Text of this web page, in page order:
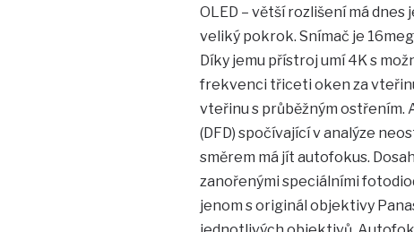
OLED – větší rozlišení má
veliký pokrok. Snímač je
Díky jemu přístroj umí 4K s
frekvenci třiceti oken za
vteřinu s průběžným ostřením.
(DFD) spočívající v analýze
směrem má jít autofokus.
zanořenými speciálními
jenom s originál objektivy